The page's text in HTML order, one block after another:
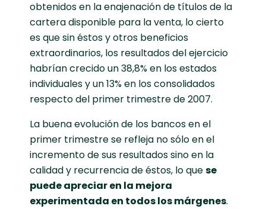
obtenidos en la enajenación de títulos de la
cartera disponible para la venta, lo cierto
es que sin éstos y otros beneficios
extraordinarios, los resultados del ejercicio
habrían crecido un 38,8% en los estados
individuales y un 13% en los consolidados
respecto del primer trimestre de 2007.
La buena evolución de los bancos en el
primer trimestre se refleja no sólo en el
incremento de sus resultados sino en la
calidad y recurrencia de éstos, lo quese
puede apreciar en la mejora
experimentada en todos los márgenes.